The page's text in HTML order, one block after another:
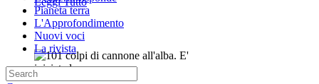
Pianeta terra
L'Approfondimento
Nuovi voci
La rivista